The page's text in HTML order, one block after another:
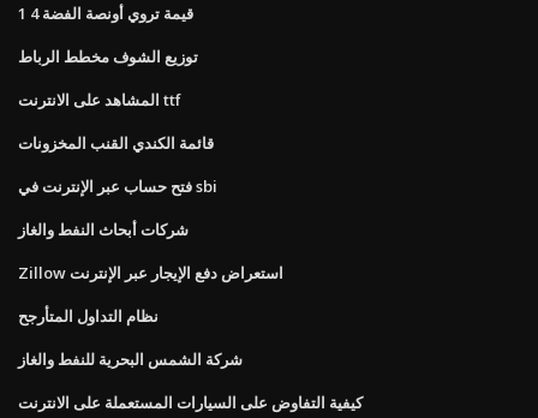
1 4 قيمة تروي أونصة الفضة
توزيع الشوف مخطط الرباط
المشاهد على الانترنت ttf
قائمة الكندي القنب المخزونات
فتح حساب عبر الإنترنت في sbi
شركات أبحاث النفط والغاز
Zillow استعراض دفع الإيجار عبر الإنترنت
نظام التداول المتأرجح
شركة الشمس البحرية للنفط والغاز
كيفية التفاوض على السيارات المستعملة على الانترنت